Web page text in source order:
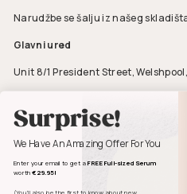
Narudžbe se šalju iz našeg
Glavni ured
Unit 8/1 President Street,
Surprise!
We Have An Amazing Offer For You
Enter your email to get aFREE Full-sized Serum
worth€29.95!
(You’ll also be the first to know about new